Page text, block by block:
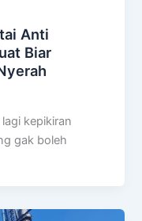
Anti
Biar
kepikiran
gak boleh